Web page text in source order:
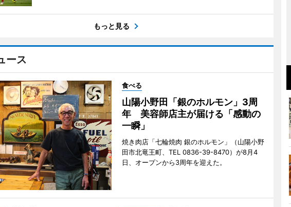
もっと見る
ース
食べる
山陽小野田「銀のホルモン」3周
年 美容師店主が届ける「感動の
一瞬」
焼き肉店「七輪焼肉 銀のホルモン」（山陽小野
田市北竜王町、TEL 0836-39-8470）が8月4
日、オープンから3周年を迎えた。